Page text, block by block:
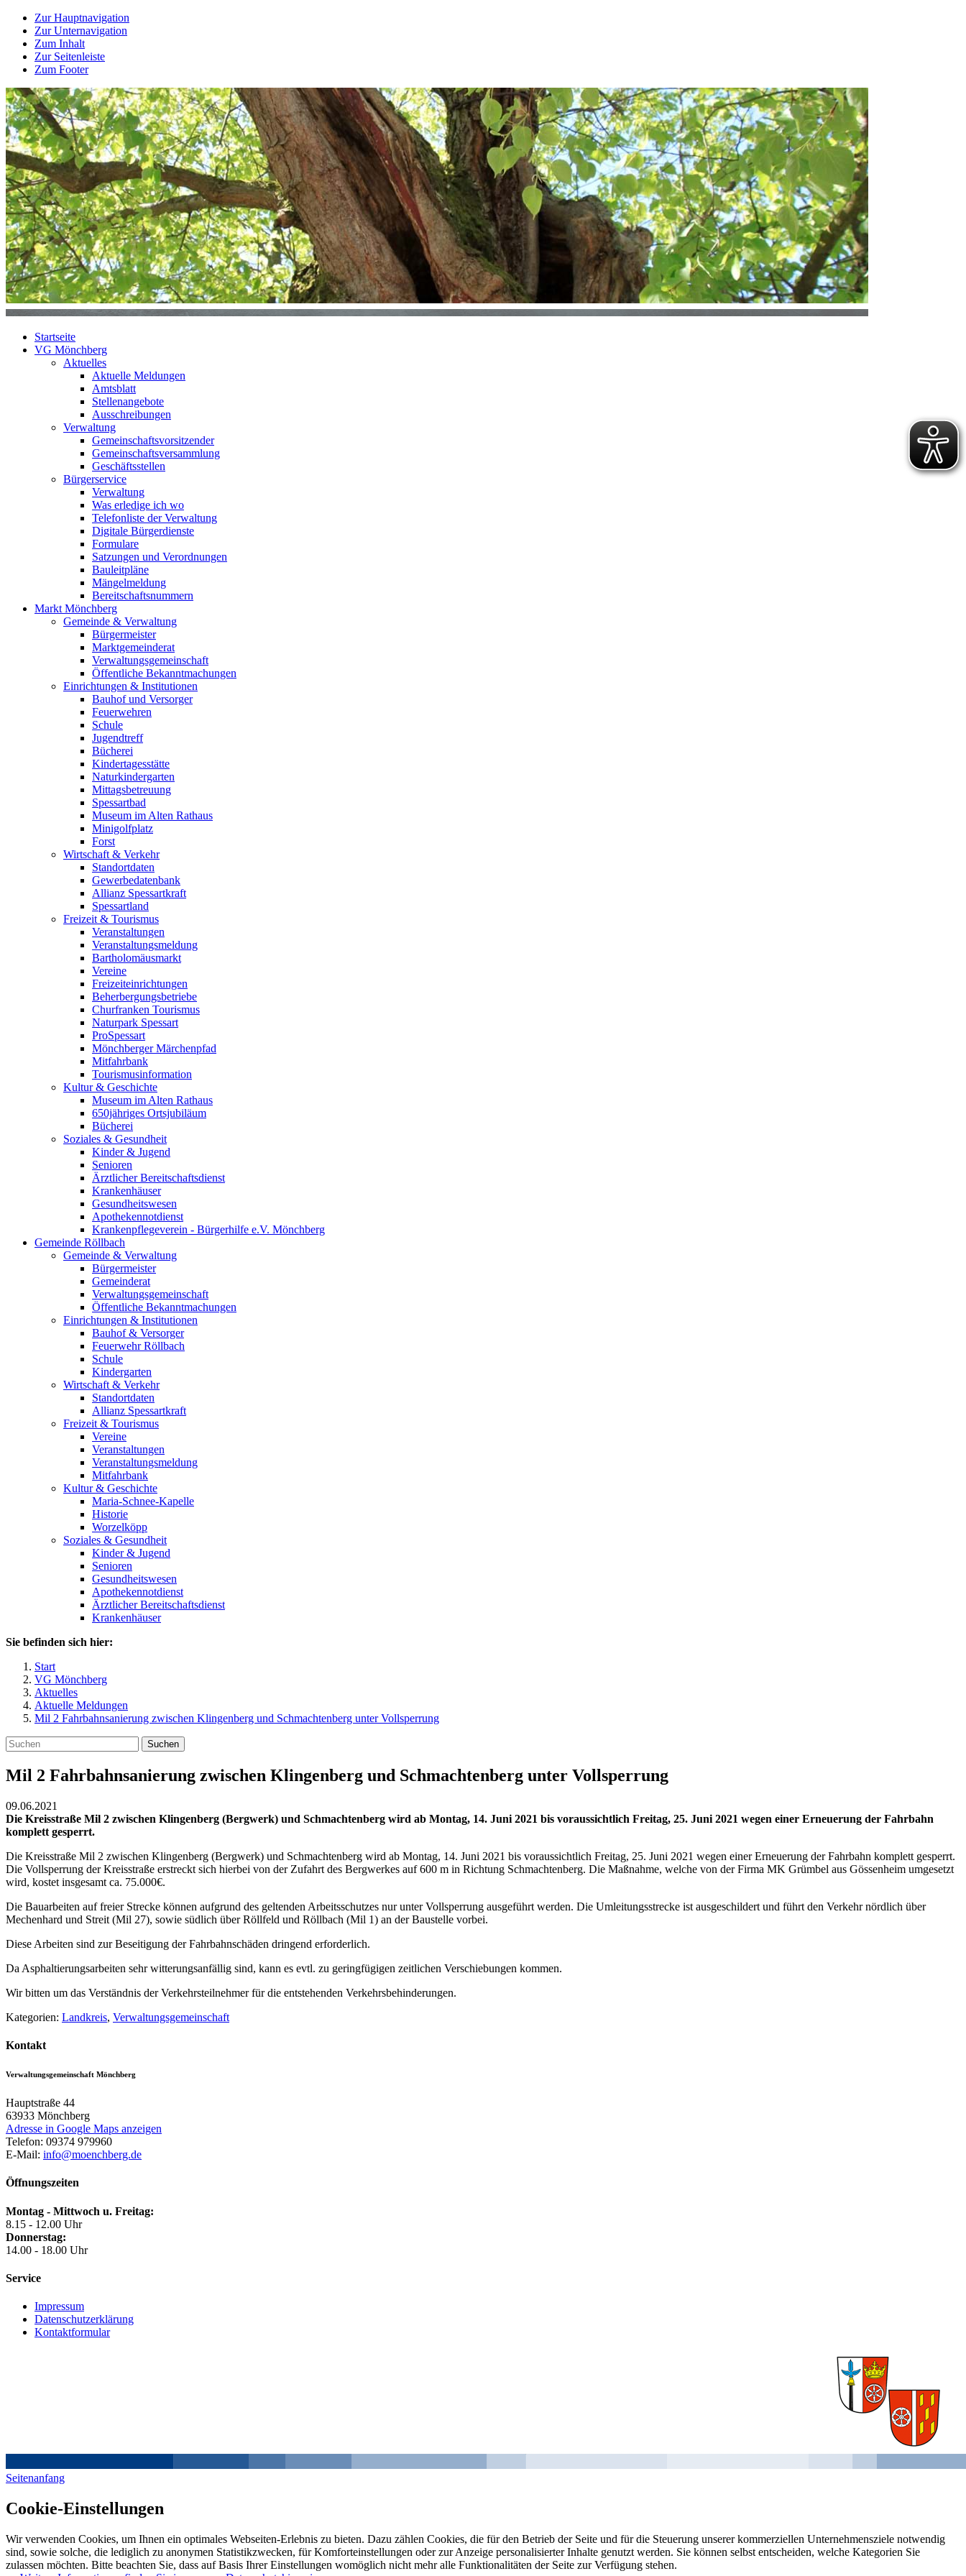
Zur Hauptnavigation
Zur Unternavigation
Zum Inhalt
Zur Seitenleiste
Zum Footer
Startseite
VG Mönchberg
Aktuelles
Aktuelle Meldungen
Amtsblatt
Stellenangebote
Ausschreibungen
Verwaltung
Gemeinschaftsvorsitzender
Gemeinschaftsversammlung
Geschäftsstellen
Bürgerservice
Verwaltung
Was erledige ich wo
Telefonliste der Verwaltung
Digitale Bürgerdienste
Formulare
Satzungen und Verordnungen
Bauleitpläne
Mängelmeldung
Bereitschaftsnummern
Markt Mönchberg
Gemeinde & Verwaltung
Bürgermeister
Marktgemeinderat
Verwaltungsgemeinschaft
Öffentliche Bekanntmachungen
Einrichtungen & Institutionen
Bauhof und Versorger
Feuerwehren
Schule
Jugendtreff
Bücherei
Kindertagesstätte
Naturkindergarten
Mittagsbetreuung
Spessartbad
Museum im Alten Rathaus
Minigolfplatz
Forst
Wirtschaft & Verkehr
Standortdaten
Gewerbedatenbank
Allianz Spessartkraft
Spessartland
Freizeit & Tourismus
Veranstaltungen
Veranstaltungsmeldung
Bartholomäusmarkt
Vereine
Freizeiteinrichtungen
Beherbergungsbetriebe
Churfranken Tourismus
Naturpark Spessart
ProSpessart
Mönchberger Märchenpfad
Mitfahrbank
Tourismusinformation
Kultur & Geschichte
Museum im Alten Rathaus
650jähriges Ortsjubiläum
Bücherei
Soziales & Gesundheit
Kinder & Jugend
Senioren
Ärztlicher Bereitschaftsdienst
Krankenhäuser
Gesundheitswesen
Apothekennotdienst
Krankenpflegeverein - Bürgerhilfe e.V. Mönchberg
Gemeinde Röllbach
Gemeinde & Verwaltung
Bürgermeister
Gemeinderat
Verwaltungsgemeinschaft
Öffentliche Bekanntmachungen
Einrichtungen & Institutionen
Bauhof & Versorger
Feuerwehr Röllbach
Schule
Kindergarten
Wirtschaft & Verkehr
Standortdaten
Allianz Spessartkraft
Freizeit & Tourismus
Vereine
Veranstaltungen
Veranstaltungsmeldung
Mitfahrbank
Kultur & Geschichte
Maria-Schnee-Kapelle
Historie
Worzelköpp
Soziales & Gesundheit
Kinder & Jugend
Senioren
Gesundheitswesen
Apothekennotdienst
Ärztlicher Bereitschaftsdienst
Krankenhäuser
Sie befinden sich hier:
Start
VG Mönchberg
Aktuelles
Aktuelle Meldungen
Mil 2 Fahrbahnsanierung zwischen Klingenberg und Schmachtenberg unter Vollsperrung
Suchen
Mil 2 Fahrbahnsanierung zwischen Klingenberg und Schmachtenberg unter Vollsperrung
09.06.2021
Die Kreisstraße Mil 2 zwischen Klingenberg (Bergwerk) und Schmachtenberg wird ab Montag, 14. Juni 2021 bis voraussichtlich Freitag, 25. Juni 2021 wegen einer Erneuerung der Fahrbahn
komplett gesperrt.
Die Kreisstraße Mil 2 zwischen Klingenberg (Bergwerk) und Schmachtenberg wird ab Montag, 14. Juni 2021 bis voraussichtlich Freitag, 25. Juni 2021 wegen einer Erneuerung der Fahrbahn komplett gesperrt.
Die Vollsperrung der Kreisstraße erstreckt sich hierbei von der Zufahrt des Bergwerkes auf 600 m in Richtung Schmachtenberg. Die Maßnahme, welche von der Firma MK Grümbel aus Gössenheim umgesetzt
wird, kostet insgesamt ca. 75.000€.
Die Bauarbeiten auf freier Strecke können aufgrund des geltenden Arbeitsschutzes nur unter Vollsperrung ausgeführt werden. Die Umleitungsstrecke ist ausgeschildert und führt den Verkehr nördlich über
Mechenhard und Streit (Mil 27), sowie südlich über Röllfeld und Röllbach (Mil 1) an der Baustelle vorbei.
Diese Arbeiten sind zur Beseitigung der Fahrbahnschäden dringend erforderlich.
Da Asphaltierungsarbeiten sehr witterungsanfällig sind, kann es evtl. zu geringfügigen zeitlichen Verschiebungen kommen.
Wir bitten um das Verständnis der Verkehrsteilnehmer für die entstehenden Verkehrsbehinderungen.
Kategorien: Landkreis, Verwaltungsgemeinschaft
Kontakt
Verwaltungsgemeinschaft Mönchberg
Hauptstraße 44
63933 Mönchberg
Adresse in Google Maps anzeigen
Telefon: 09374 979960
E-Mail: info@moenchberg.de
Öffnungszeiten
Montag - Mittwoch u. Freitag:
8.15 - 12.00 Uhr
Donnerstag:
14.00 - 18.00 Uhr
Service
Impressum
Datenschutzerklärung
Kontaktformular
Seitenanfang
Cookie-Einstellungen
Wir verwenden Cookies, um Ihnen ein optimales Webseiten-Erlebnis zu bieten. Dazu zählen Cookies, die für den Betrieb der Seite und für die Steuerung unserer kommerziellen Unternehmensziele notwendig
sind, sowie solche, die lediglich zu anonymen Statistikzwecken, für Komforteinstellungen oder zur Anzeige personalisierter Inhalte genutzt werden. Sie können selbst entscheiden, welche Kategorien Sie
zulassen möchten. Bitte beachten Sie, dass auf Basis Ihrer Einstellungen womöglich nicht mehr alle Funktionalitäten der Seite zur Verfügung stehen.